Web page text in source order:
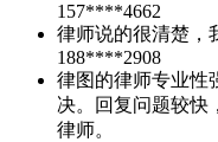
157****4662
律师说的很清楚，
188****2908
律图的律师专业性
决。回复问题较快
律师。